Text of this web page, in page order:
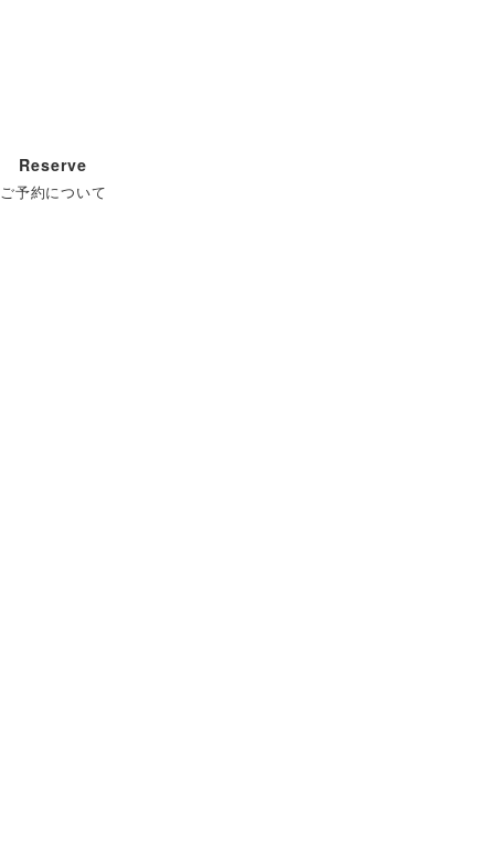
Reserve
ご予約について